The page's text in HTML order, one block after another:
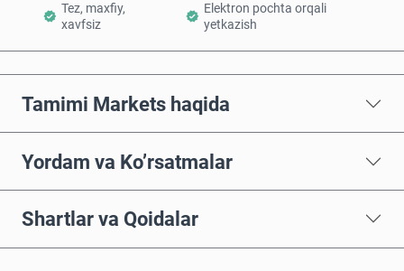
Tez, maxfiy,
xavfsiz
Elektron pochta orqali
yetkazish
Tamimi Markets haqida
Yordam va Ko’rsatmalar
Shartlar va Qoidalar